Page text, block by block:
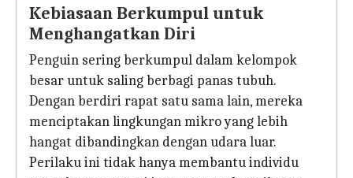
Kebiasaan Berkumpul untuk
Menghangatkan Diri
Penguin sering berkumpul dalam kelompok
besar untuk saling berbagi panas tubuh.
Dengan berdiri rapat satu sama lain, mereka
menciptakan lingkungan mikro yang lebih
hangat dibandingkan dengan udara luar.
Perilaku ini tidak hanya membantu individu